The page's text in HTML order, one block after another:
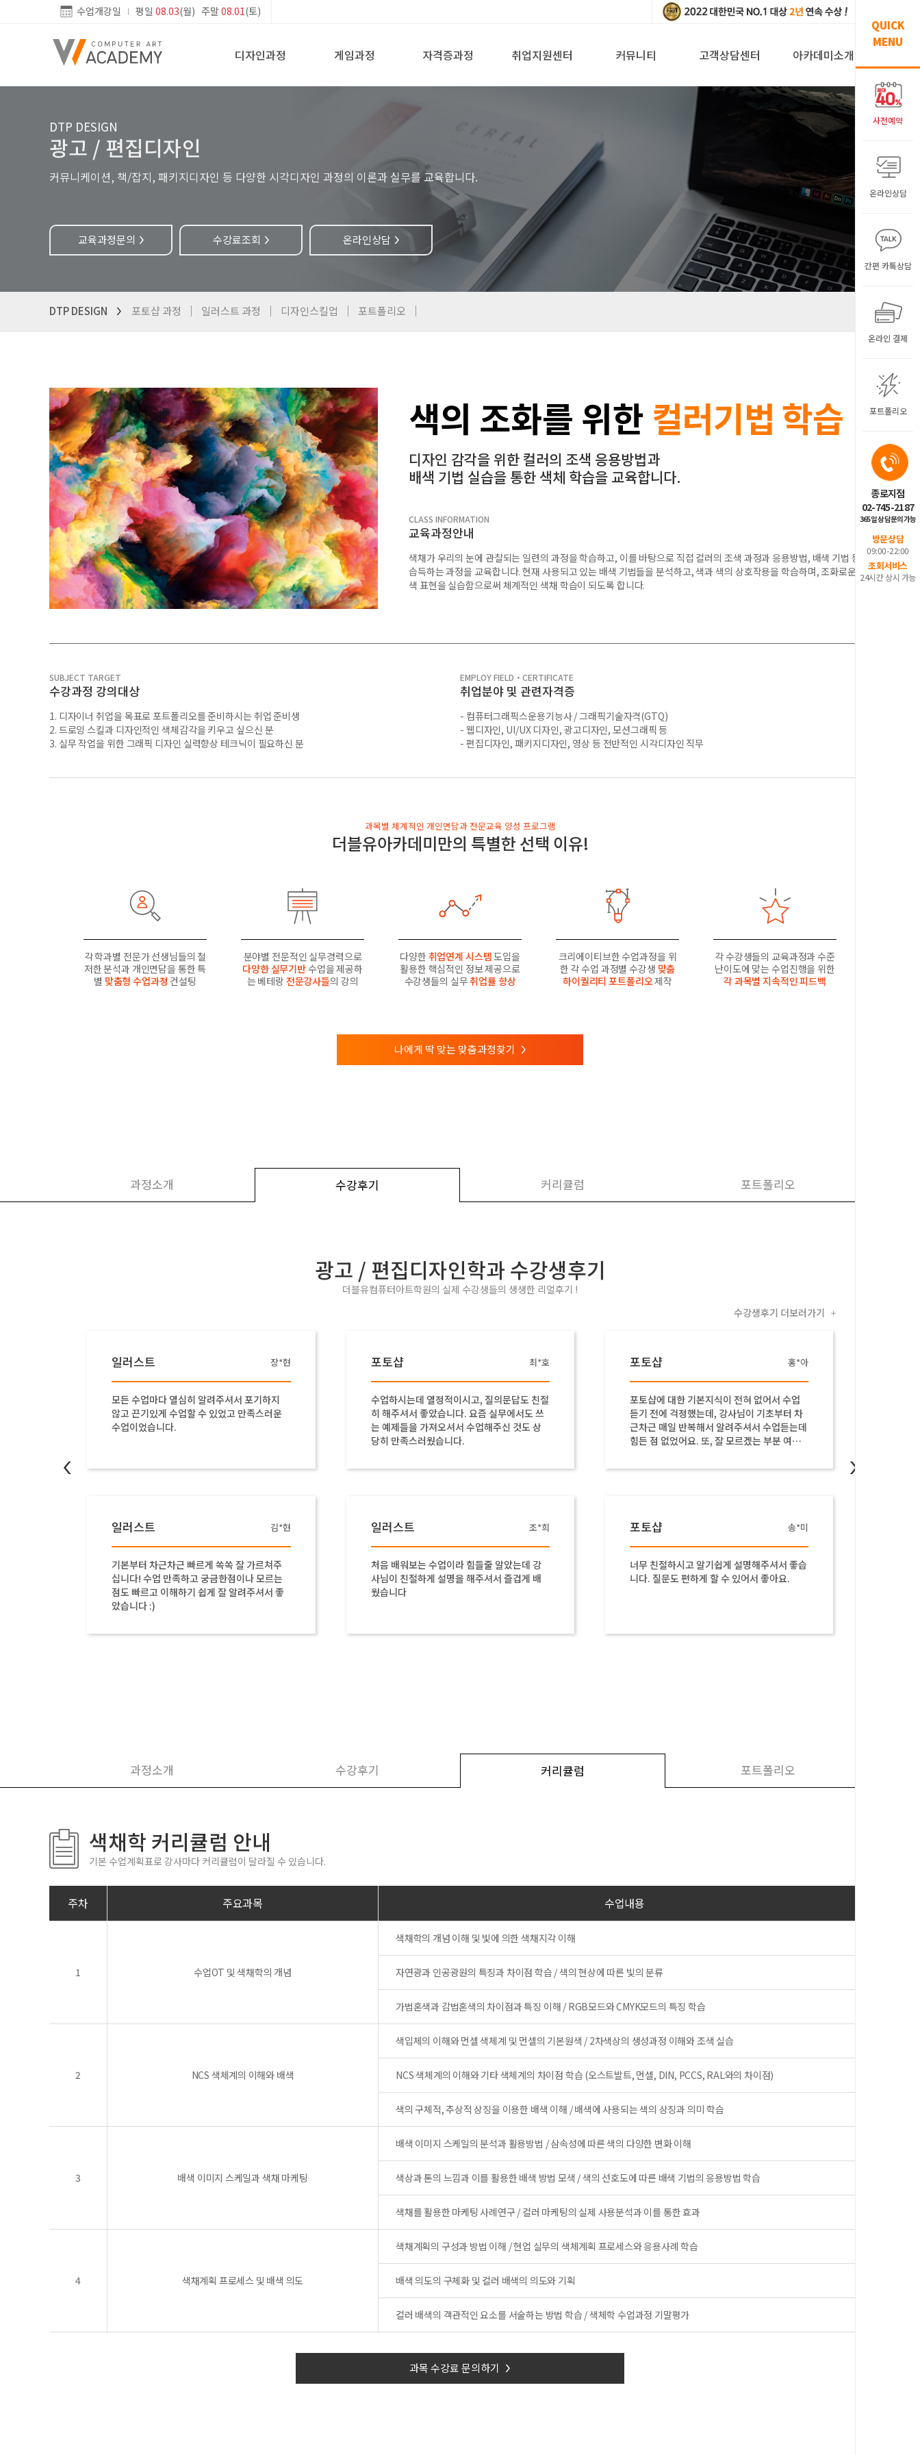
수업개강일 평일 08.03(월) 주말08.01(토)
디자인과정 게임과정 자격증과정 취업지원센터 커뮤니티 고객상담센터 아카데미소개
QUICK
MENU
사전예약
온라인상담
간편 카톡상담
온라인 결제
포트폴리오
종로지점
02-745-2187
365일 상담문의가능
방문상담
09:00-22:00
조회서비스
24시간 상시 가능
DTP DESIGN
광고 / 편집디자인
커뮤니케이션, 책/잡지, 패키지디자인 등 다양한 시각디자인 과정의 이론과 실무를 교육합니다.
교육과정문의 > 수강료조회 > 온라인상담 >
DTP DESIGN > 포토샵 과정 일러스트 과정 디자인스킬업 포트폴리오
색의 조화를 위한 컬러기법 학습
디자인 감각을 위한 컬러의 조색 응용방법과
배색 기법 실습을 통한 색체 학습을 교육합니다.
CLASS INFORMATION
교육과정안내
색채가 우리의 눈에 관찰되는 일련의 과정을 학습하고, 이를 바탕으로 직접 컬러의 조색 과정과 응용방법, 배색 기법 등을
습득하는 과정을 교육합니다. 현재 사용되고 있는 배색 기법들을 분석하고, 색과 색의 상호작용을 학습하며, 조화로운 배
색 표현을 실습함으로써 체계적인 색채 학습이 되도록 합니다.
SUBJECT TARGET
수강과정 강의대상
1. 디자이너 취업을 목표로 포트폴리오를 준비하시는 취업 준비생
2. 드로잉 스킬과 디자인적인 색체감각을 키우고 싶으신 분
3. 실무 작업을 위한 그래픽 디자인 실력향상 테크닉이 필요하신 분
EMPLOY FIELD・CERTIFICATE
취업분야 및 관련자격증
- 컴퓨터그래픽스운용기능사 / 그래픽기술자격(GTQ)
- 웹디자인, UI/UX 디자인, 광고디자인, 모션그래픽 등
- 편집디자인, 패키지디자인, 영상 등 전반적인 시각디자인 직무
과목별 체계적인 개인면담과 전문교육 양성 프로그램
더블유아카데미만의 특별한 선택 이유!
각 학과별 전문가 선생님들의 철
저한 분석과 개인면담을 통한 특
별 맞춤형 수업과정 컨설팅
분야별 전문적인 실무경력으로
다양한 실무기반수업을 제공하
는 베테랑 전문강사들의 강의
다양한 취업연계 시스템도입을
활용한 핵심적인 정보 제공으로
수강생들의 실무취업률 향상
크리에이티브한 수업과정을 위
한 각 수업 과정별 수강생 맞춤
하이퀄리티 포트폴리오제작
각 수강생들의 교육과정과 수준
난이도에 맞는 수업진행을 위한
각 과목별 지속적인 피드백
나에게 딱 맞는 맞춤과정찾기 >
과정소개 수강후기 커리큘럼 포트폴리오
광고 / 편집디자인학과 수강생후기
더블유컴퓨터아트학원의 실제 수강생들의 생생한 리얼후기 !
수강생후기 더보러가기
+
일러스트 장*현
모든 수업마다 열심히 알려주셔서 포기하지
않고 끈기있게 수업할 수 있었고 만족스러운
수업이었습니다.
일러스트 김*현
기본부터 차근차근 빠르게 쏙쏙 잘 가르쳐주
십니다! 수업 만족하고 궁금한점이나 모르는
점도 빠르고 이해하기 쉽게 잘 알려주셔서 좋
았습니다 :)
포토샵 최*호
수업하시는데 열정적이시고, 질의문답도 친절
히 해주셔서 좋았습니다. 요즘 실무에서도 쓰
는 예제들을 가져오셔서 수업해주신 것도 상
당히 만족스러웠습니다.
일러스트 조*희
처음 배워보는 수업이라 힘들줄 알았는데 강
사님이 친절하게 설명을 해주셔서 즐겁게 배
웠습니다
포토샵 홍*아
포토샵에 대한 기본지식이 전혀 없어서 수업
듣기 전에 걱정했는데, 강사님이 기초부터 차
근차근 매일 반복해서 알려주셔서 수업듣는데
힘든 점 없었어요. 또, 잘 모르겠는 부분 여쭈
포토샵 송*미
너무 친절하시고 알기쉽게 설명해주셔서 좋습
니다. 질문도 편하게 할 수 있어서 좋아요.
< >
과정소개 수강후기 커리큘럼 포트폴리오
색채학 커리큘럼 안내
기본 수업계획표로 강사마다 커리큘럼이 달라질 수 있습니다.
주차 주요과목 수업내용
1 수업OT 및 색채학의 개념
색채학의 개념 이해 및 빛에 의한 색채지각 이해
자연광과 인공광원의 특징과 차이점 학습 / 색의 현상에 따른 빛의 분류
가법혼색과 감법혼색의 차이점과 특징 이해 / RGB모드와 CMYK모드의 특징 학습
2 NCS 색체계의 이해와 배색
색입체의 이해와 먼셀 색체계 및 먼셀의 기본원색 / 2차색상의 생성과정 이해와 조색 실습
NCS 색체계의 이해와 기타 색체계의 차이점 학습 (오스트발트, 먼셀, DIN, PCCS, RAL와의 차이점)
색의 구체적, 추상적 상징을 이용한 배색 이해 / 배색에 사용되는 색의 상징과 의미 학습
3 배색 이미지 스케일과 색채 마케팅
배색 이미지 스케일의 분석과 활용방법 / 삼속성에 따른 색의 다양한 변화 이해
색상과 톤의 느낌과 이를 활용한 배색 방법 모색 / 색의 선호도에 따른 배색 기법의 응용방법 학습
색채를 활용한 마케팅 사례연구 / 컬러 마케팅의 실제 사용분석과 이를 통한 효과
4 색채계획 프로세스 및 배색 의도
색채계획의 구성과 방법 이해 / 현업 실무의 색체계획 프로세스와 응용사례 학습
배색 의도의 구체화 및 컬러 배색의 의도와 기획
컬러 배색의 객관적인 요소를 서술하는 방법 학습 / 색체학 수업과정 기말평가
과목 수강료 문의하기 >